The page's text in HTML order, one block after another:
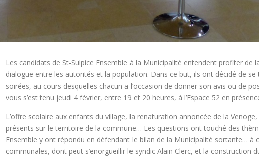
Les candidats de St-Sulpice Ensemble à la Municipalité entendent profiter de
dialogue entre les autorités et la population. Dans ce but, ils ont décidé de
soirées, au cours desquelles chacun a l’occasion de donner son avis ou de
vous s’est tenu jeudi 4 février, entre 19 et 20 heures, à l’Espace 52 en
L’offre scolaire aux enfants du village, la renaturation annoncée de la
présents sur le territoire de la commune… Les questions ont touché des
Ensemble y ont répondu en défendant le bilan de la Municipalité sortante… à
communales, dont peut s’enorgueillir le syndic Alain Clerc, et la construction